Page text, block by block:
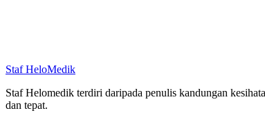
Staf HeloMedik
Staf Helomedik terdiri daripada penulis kandungan
dan tepat.